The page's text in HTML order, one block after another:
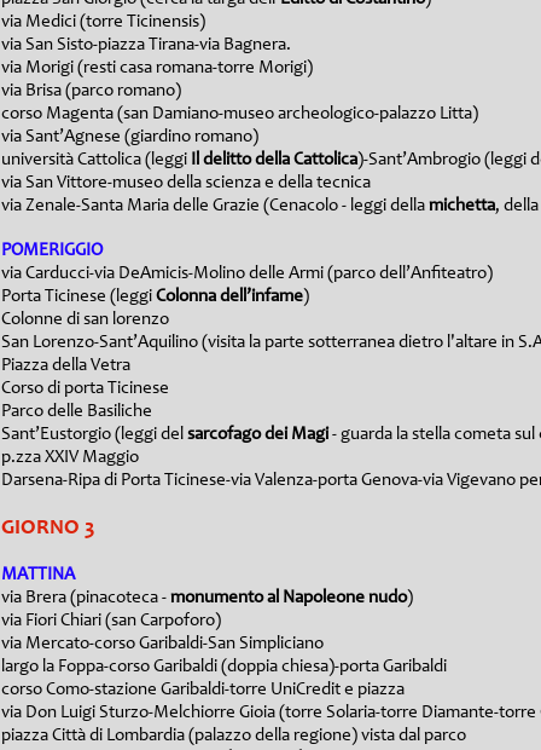
via Medici (torre Ticinensis)
via San Sisto-piazza Tirana-via Bagnera.
via Morigi (resti casa romana-torre Morigi)
via Brisa (parco romano)
corso Magenta (san Damiano-museo archeologico-palazzo Litta)
via Sant’Agnese (giardino romano)
università Cattolica (leggi Il delitto della Cattolica)-Sant’Ambrogio (leggi
via San Vittore-museo della scienza e della tecnica
via Zenale-Santa Maria delle Grazie (Cenacolo - leggi della michetta, della
POMERIGGIO
via Carducci-via DeAmicis-Molino delle Armi (parco dell’Anfiteatro)
Porta Ticinese (leggi Colonna dell’infame)
Colonne di san lorenzo
San Lorenzo-Sant’Aquilino (visita la parte sotterranea dietro l'altare in
Piazza della Vetra
Corso di porta Ticinese
Parco delle Basiliche
Sant’Eustorgio (leggi del sarcofago dei Magi - guarda la stella cometa sul
p.zza XXIV Maggio
Darsena-Ripa di Porta Ticinese-via Valenza-porta Genova-via Vigevano
GIORNO 3
MATTINA
via Brera (pinacoteca - monumento al Napoleone nudo)
via Fiori Chiari (san Carpoforo)
via Mercato-corso Garibaldi-San Simpliciano
largo la Foppa-corso Garibaldi (doppia chiesa)-porta Garibaldi
corso Como-stazione Garibaldi-torre UniCredit e piazza
via Don Luigi Sturzo-Melchiorre Gioia (torre Solaria-torre Diamante-torre
piazza Città di Lombardia (palazzo della regione) vista dal parco